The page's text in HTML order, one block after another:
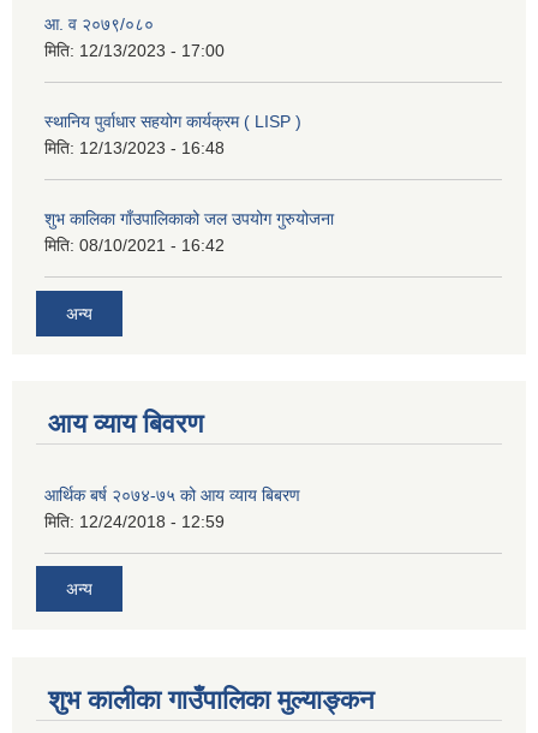
आ. व २०७९/०८०
मिति: 12/13/2023 - 17:00
स्थानिय पुर्वाधार सहयोग कार्यक्रम ( LISP )
मिति: 12/13/2023 - 16:48
शुभ कालिका गाँउपालिकाको जल उपयोग गुरुयोजना
मिति: 08/10/2021 - 16:42
अन्य
आय व्याय बिवरण
आर्थिक बर्ष २०७४-७५ को आय व्याय बिबरण
मिति: 12/24/2018 - 12:59
अन्य
शुभ कालीका गाउँपालिका मुल्याङ्कन